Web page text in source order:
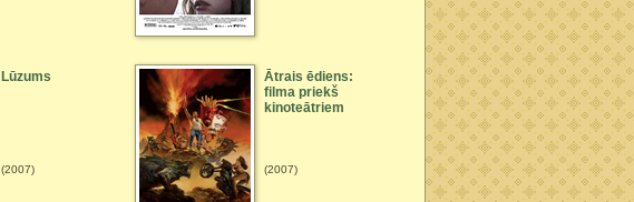
Lūzums
(2007)
Ātrais ēdiens:
filma priekš
kinoteātriem
(2007)